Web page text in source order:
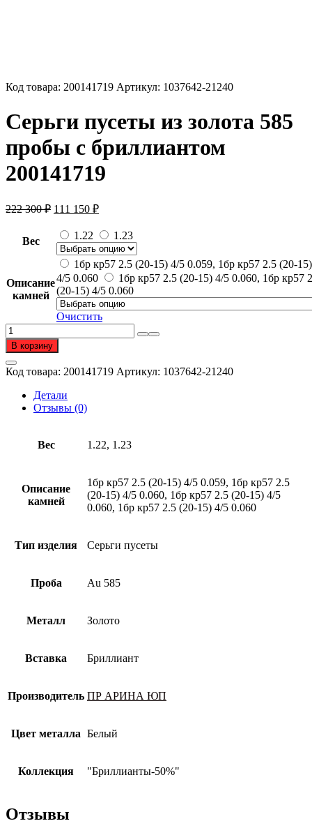
Код товара: 200141719 Артикул: 1037642-21240
Серьги пусеты из золота 585
пробы с бриллиантом
200141719
222 300₽ Первоначальная
составляла
222
300 ₽.
111 150 ₽Текущая
111
150 ₽.
Вес 1.22 1.23
Описание
камней
1бр кр57 2.5 (20-15) 4/5 0.059, 1бр кр57 2.5 (20-15)
4/5 0.060
1бр кр57 2.5 (20-15) 4/5 0.060, 1бр кр57
(20-15) 4/5 0.060
Очистить
Количество
товара
Серьги
пусеты
из
золота
пробы
бриллиантом
В корзину
Код товара: 200141719 Артикул: 1037642-21240
Детали
Отзывы (0)
Вес 1.22, 1.23
Описание
камней
1бр кр57 2.5 (20-15) 4/5 0.059, 1бр кр57 2.5
(20-15) 4/5 0.060, 1бр кр57 2.5 (20-15) 4/5
0.060, 1бр кр57 2.5 (20-15) 4/5 0.060
Тип изделия Серьги пусеты
Проба Au 585
Металл Золото
Вставка Бриллиант
Производитель ПР АРИНА ЮП
Цвет металла Белый
Коллекция "Бриллианты-50%"
Отзывы